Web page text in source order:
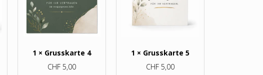
1 × Grusskarte 4
CHF 5,00
1 × Grusskarte 5
CHF 5,00